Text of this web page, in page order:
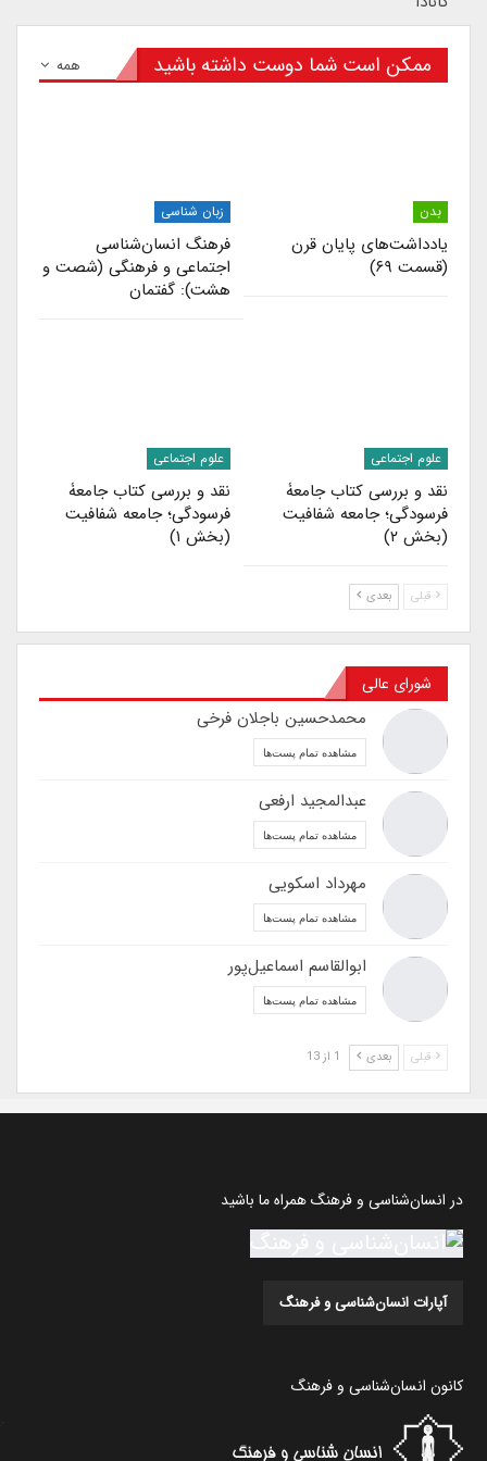
همه ممکن است شما دوست داشته باشید
بدن
یادداشت‌های پایان قرن
(قسمت ۶۹)
زبان شناسی
فرهنگ انسان‌شناسی
اجتماعی و فرهنگی (شصت و
هشت): گفتمان
علوم اجتماعی
نقد و بررسی کتاب جامعۀ
فرسودگی؛ جامعه شفافیت
(بخش ۲)
علوم اجتماعی
نقد و بررسی کتاب جامعۀ
فرسودگی؛ جامعه شفافیت
(بخش ۱)
قبلی بعدی
شورای عالی
محمدحسین باجلان فرخی
مشاهده تمام پست‌ها
عبدالمجید ارفعی
مشاهده تمام پست‌ها
مهرداد اسکویی
مشاهده تمام پست‌ها
ابوالقاسم اسماعیل‌پور
مشاهده تمام پست‌ها
قبلی بعدی
در انسان‌شناسی و فرهنگ همراه ما باشید
آپارات انسان‌شناسی و فرهنگ
کانون انسان‌شناسی و فرهنگ